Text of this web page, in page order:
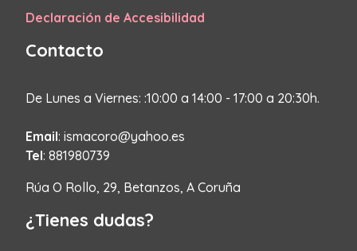
Declaración de Accesibilidad
Contacto
De Lunes a Viernes: :10:00 a 14:00 - 17:00 a 20:30h.
Email: ismacoro@yahoo.es
Tel: 881980739
Rúa O Rollo, 29, Betanzos, A Coruña
¿Tienes dudas?